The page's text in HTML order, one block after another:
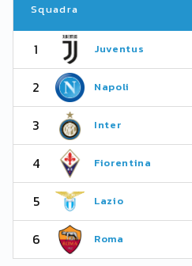
Squadra
1 Juventus
2 Napoli
3 Inter
4 Fiorentina
5 Lazio
6 Roma